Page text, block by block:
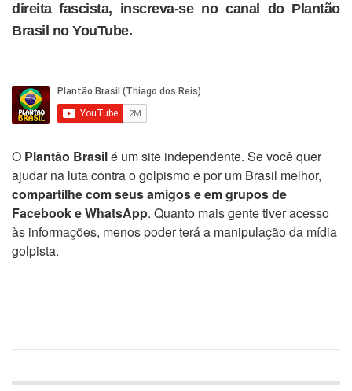
direita fascista, inscreva-se no canal do Plantão
Brasil no YouTube.
O Plantão Brasilé um site independente. Se você quer
ajudar na luta contra o golpismo e por um Brasil melhor,
compartilhe com seus amigos e em grupos de
Facebook e WhatsApp. Quanto mais gente tiver acesso
às informações, menos poder terá a manipulação da mídia
golpista.